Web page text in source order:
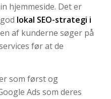
hjemmeside. Det er
lokal SEO-strategi i
af kunderne søger på
før at de
som først og
Ads som deres